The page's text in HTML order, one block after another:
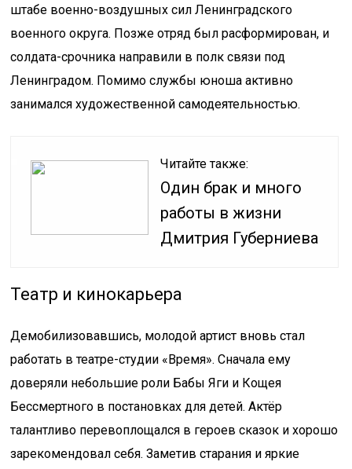
штабе военно-воздушных сил Ленинградского
военного округа. Позже отряд был расформирован, и
солдата-срочника направили в полк связи под
Ленинградом. Помимо службы юноша активно
занимался художественной самодеятельностью.
Читайте также:
Один брак и много
работы в жизни
Дмитрия Губерниева
Театр и кинокарьера
Демобилизовавшись, молодой артист вновь стал
работать в театре-студии «Время». Сначала ему
доверяли небольшие роли Бабы Яги и Кощея
Бессмертного в постановках для детей. Актёр
талантливо перевоплощался в героев сказок и хорошо
зарекомендовал себя. Заметив старания и яркие